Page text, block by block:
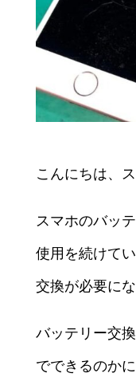
こんにちは、
スマホのバッ
使用を続けて
交換が必要にな
バッテリー交
でできるのか